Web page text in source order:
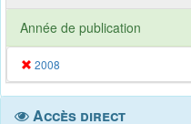
Année de publication
2008
Accès direct